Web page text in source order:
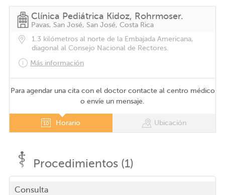
Clínica Pediátrica Kidoz, Rohrmoser.
Pavas, San José, San José, Costa Rica
1.3 kilómetros al norte de la Embajada Americana,
diagonal al Consejo Nacional de Rectores.
Más información
Para agendar una cita con el doctor contacte al centro médico
o envíe un mensaje.
Horario Ubicación
Procedimientos (1)
Consulta